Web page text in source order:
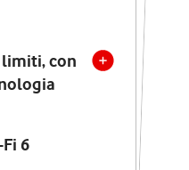
con
6
limiti, con
tecnologia
con Wi-Fi 7
verso
e mobili